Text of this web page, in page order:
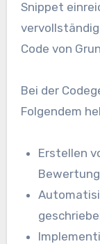
Snippet
Code von
Bei der
Folgendem
Erstellen